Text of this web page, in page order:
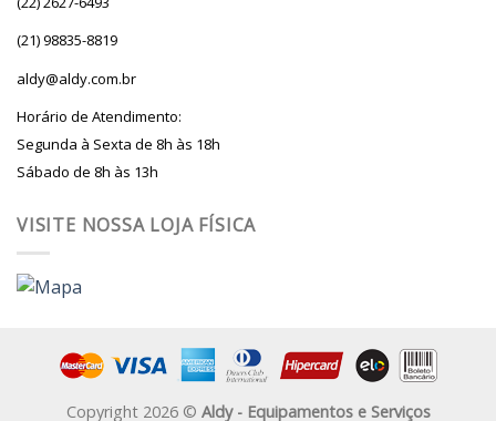
(21) 98835-8819
aldy@aldy.com.br
Horário de Atendimento:
Segunda à Sexta de 8h às 18h
Sábado de 8h às 13h
VISITE NOSSA LOJA FÍSICA
Copyright 2026 © Aldy - Equipamentos e Serviços